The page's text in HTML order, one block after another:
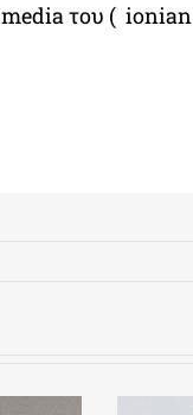
mediaτου ( ionian